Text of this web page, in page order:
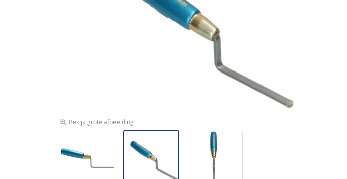
Bekijk grote afbeelding